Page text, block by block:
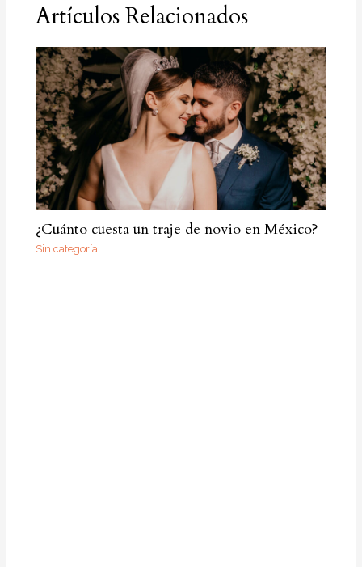
Artículos Relacionados
¿Cuánto cuesta un traje de novio en México?
Sin categoría